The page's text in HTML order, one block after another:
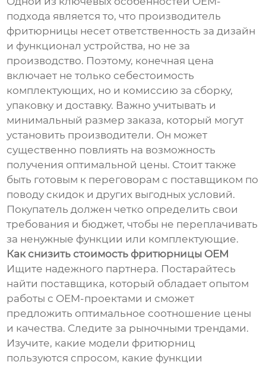
подхода является то, что производитель
фритюрницы несет ответственность за дизайн
и функционал устройства, но не за
производство. Поэтому, конечная цена
включает не только себестоимость
комплектующих, но и комиссию за сборку,
упаковку и доставку. Важно учитывать и
минимальный размер заказа, который могут
установить производители. Он может
существенно повлиять на возможность
получения оптимальной цены. Стоит также
быть готовым к переговорам с поставщиком по
поводу скидок и других выгодных условий.
Покупатель должен четко определить свои
требования и бюджет, чтобы не переплачивать
за ненужные функции или комплектующие.
Как снизить стоимость фритюрницы OEM
Ищите надежного партнера. Постарайтесь
найти поставщика, который обладает опытом
работы с OEM-проектами и сможет
предложить оптимальное соотношение цены
и качества. Следите за рыночными трендами.
Изучите, какие модели фритюрниц
пользуются спросом, какие функции